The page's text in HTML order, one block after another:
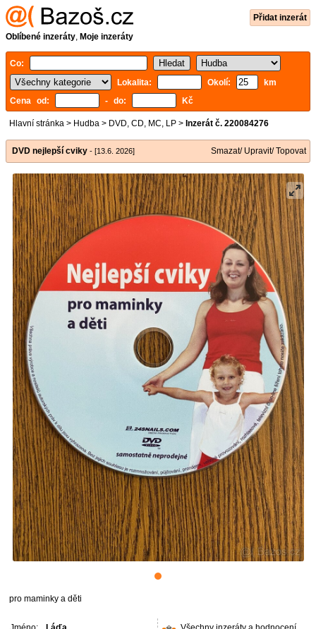
Přidat inzerát
Oblíbené inzeráty, Moje inzeráty
Co:
Lokalita:
Okolí:
km
Cena od:
- do: Kč
Hlavní stránka > Hudba > DVD, CD, MC, LP > Inzerát č. 220084276
DVD nejlepší cviky - [13.6. 2026] Smazat/ Upravit/ Topovat
pro maminky a děti